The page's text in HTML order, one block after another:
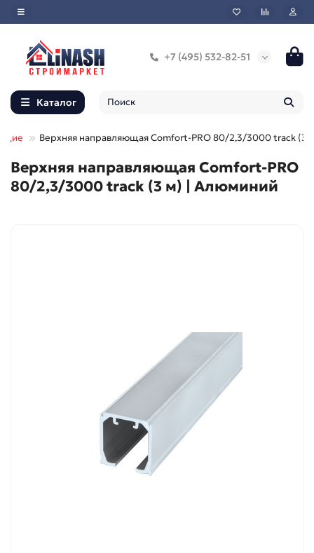
+7 (495) 532-82-51
Каталог
Верхняя направляющая Comfort-PRO 80/2,3/3000 track (3
Верхняя направляющая Comfort-PRO
80/2,3/3000 track (3 м) | Алюминий